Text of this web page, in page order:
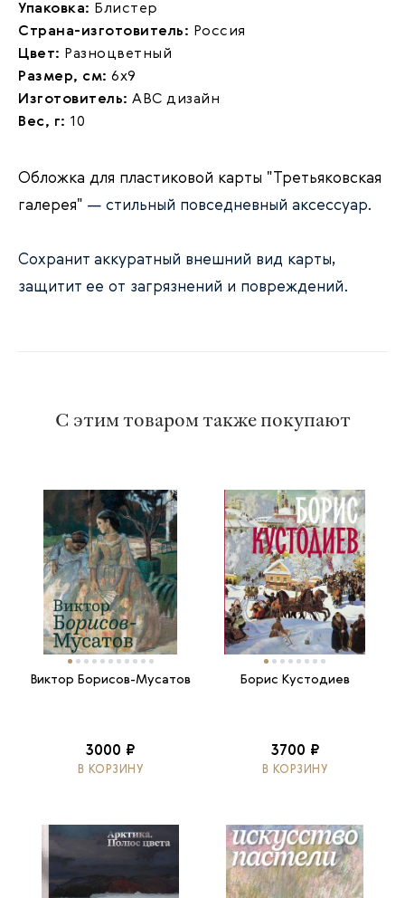
Упаковка: Блистер
Страна-изготовитель: Россия
Цвет: Разноцветный
Размер, см: 6х9
Изготовитель: АВС дизайн
Вес, г: 10
Обложка для пластиковой карты "Третьяковская
галерея" — стильный повседневный аксессуар.
Сохранит аккуратный внешний вид карты,
защитит ее от загрязнений и повреждений.
С этим товаром также покупают
Виктор Борисов-Мусатов
3000 ₽
В КОРЗИНУ
Борис Кустодиев
3700 ₽
В КОРЗИНУ